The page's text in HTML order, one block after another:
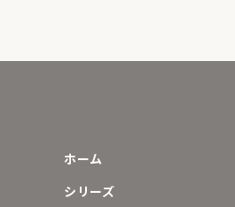
ホーム
シリーズ